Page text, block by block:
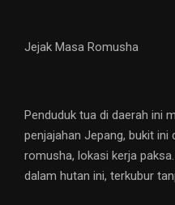
Jejak Masa Romusha
Penduduk tua di daerah ini
penjajahan Jepang, bukit
romusha, lokasi kerja
dalam hutan ini, terkubur